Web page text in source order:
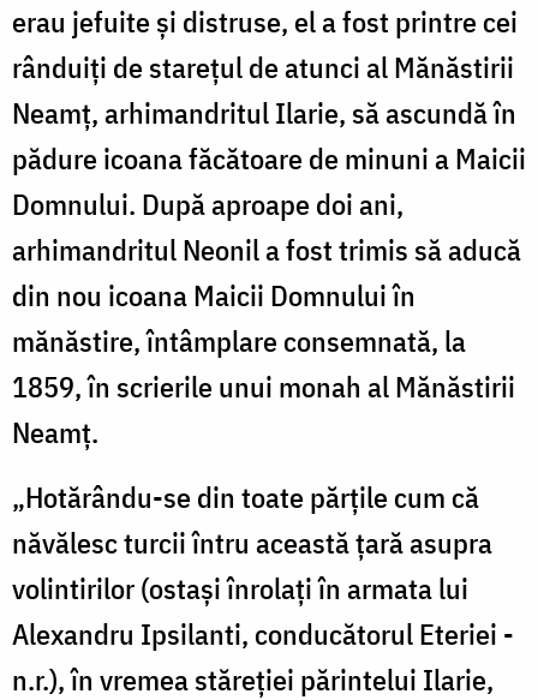
erau jefuite şi distruse, el a fost printre cei
rânduiţi de stareţul de atunci al Mănăstirii
Neamţ, arhimandritul Ilarie, să ascundă în
pădure icoana făcătoare de minuni a Maicii
Domnului. După aproape doi ani,
arhimandritul Neonil a fost trimis să aducă
din nou icoana Maicii Domnului în
mănăstire, întâmplare consemnată, la
1859, în scrierile unui monah al Mănăstirii
Neamţ.
„Hotărându-se din toate părţile cum că
năvălesc turcii întru această ţară asupra
volintirilor (ostaşi înrolaţi în armata lui
Alexandru Ipsilanti, conducătorul Eteriei -
n.r.), în vremea stăreţiei părintelui Ilarie,